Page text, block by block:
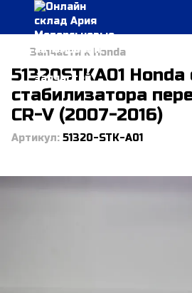
Запчасти к Honda
51320STKA01 Honda
стабилизатора
CR-V (2007-2016)
Артикул: 51320-STK-A01